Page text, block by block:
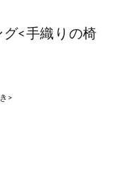
<手織りの椅
>